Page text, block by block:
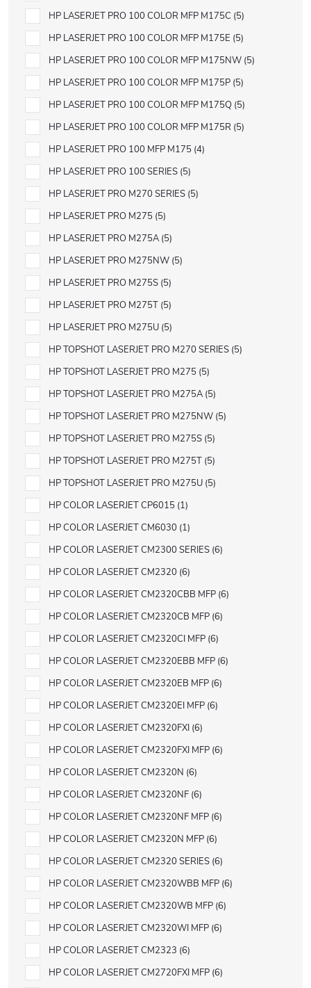
HP LASERJET PRO 100 COLOR MFP M175C 5
HP LASERJET PRO 100 COLOR MFP M175E 5
HP LASERJET PRO 100 COLOR MFP M175NW 5
HP LASERJET PRO 100 COLOR MFP M175P 5
HP LASERJET PRO 100 COLOR MFP M175Q 5
HP LASERJET PRO 100 COLOR MFP M175R 5
HP LASERJET PRO 100 MFP M175 4
HP LASERJET PRO 100 SERIES 5
HP LASERJET PRO M270 SERIES 5
HP LASERJET PRO M275 5
HP LASERJET PRO M275A 5
HP LASERJET PRO M275NW 5
HP LASERJET PRO M275S 5
HP LASERJET PRO M275T 5
HP LASERJET PRO M275U 5
HP TOPSHOT LASERJET PRO M270 SERIES 5
HP TOPSHOT LASERJET PRO M275 5
HP TOPSHOT LASERJET PRO M275A 5
HP TOPSHOT LASERJET PRO M275NW 5
HP TOPSHOT LASERJET PRO M275S 5
HP TOPSHOT LASERJET PRO M275T 5
HP TOPSHOT LASERJET PRO M275U 5
HP COLOR LASERJET CP6015 1
HP COLOR LASERJET CM6030 1
HP COLOR LASERJET CM2300 SERIES 6
HP COLOR LASERJET CM2320 6
HP COLOR LASERJET CM2320CBB MFP 6
HP COLOR LASERJET CM2320CB MFP 6
HP COLOR LASERJET CM2320CI MFP 6
HP COLOR LASERJET CM2320EBB MFP 6
HP COLOR LASERJET CM2320EB MFP 6
HP COLOR LASERJET CM2320EI MFP 6
HP COLOR LASERJET CM2320FXI 6
HP COLOR LASERJET CM2320FXI MFP 6
HP COLOR LASERJET CM2320N 6
HP COLOR LASERJET CM2320NF 6
HP COLOR LASERJET CM2320NF MFP 6
HP COLOR LASERJET CM2320N MFP 6
HP COLOR LASERJET CM2320 SERIES 6
HP COLOR LASERJET CM2320WBB MFP 6
HP COLOR LASERJET CM2320WB MFP 6
HP COLOR LASERJET CM2320WI MFP 6
HP COLOR LASERJET CM2323 6
HP COLOR LASERJET CM2720FXI MFP 6